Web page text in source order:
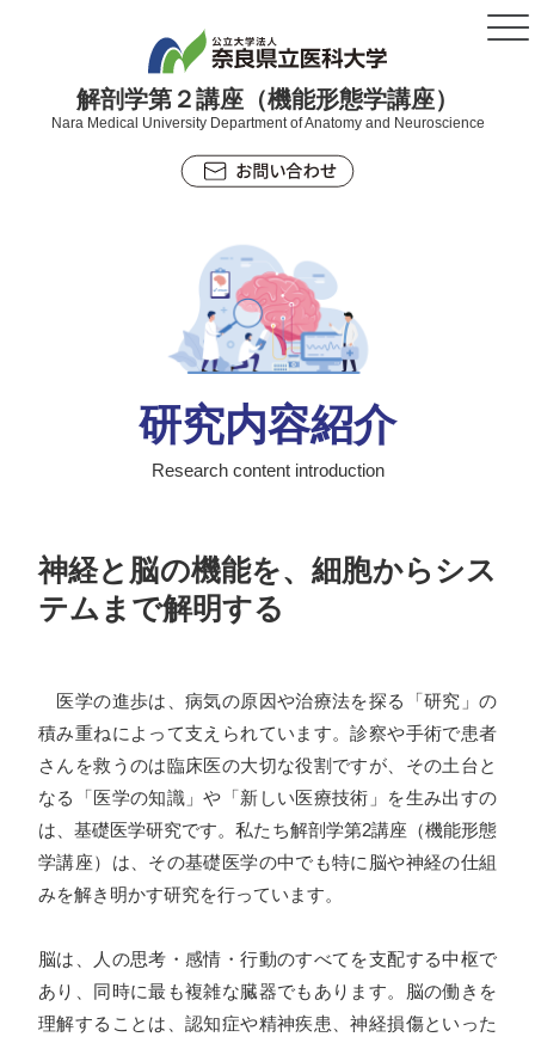
解剖学第２講座（機能形態学講座）
Nara Medical University Department of Anatomy and Neuroscience
研究内容紹介
Research content introduction
神経と脳の機能を、細胞からシス
テムまで解明する
医学の進歩は、病気の原因や治療法を探る「研究」の
積み重ねによって支えられています。診察や手術で患者
さんを救うのは臨床医の大切な役割ですが、その土台と
なる「医学の知識」や「新しい医療技術」を生み出すの
は、基礎医学研究です。私たち解剖学第2講座（機能形態
学講座）は、その基礎医学の中でも特に脳や神経の仕組
みを解き明かす研究を行っています。
脳は、人の思考・感情・行動のすべてを支配する中枢で
あり、同時に最も複雑な臓器でもあります。脳の働きを
理解することは、認知症や精神疾患、神経損傷といった